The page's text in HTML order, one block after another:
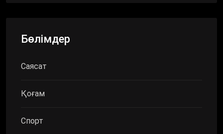
Бөлімдер
Саясат
Қоғам
Спорт